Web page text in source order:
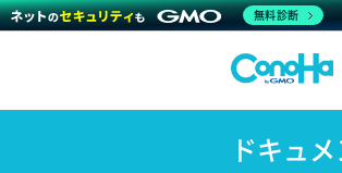
ドキュ
無料診断